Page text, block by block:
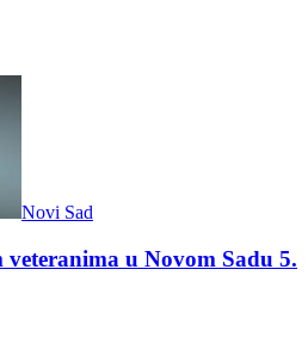
Novi Sad
u Novom Sadu 5.